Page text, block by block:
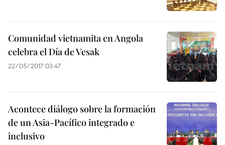
Comunidad vietnamita en Angola
celebra el Día de Vesak
22/05/2017 03:47
Acontece diálogo sobre la formación
de un Asia-Pacífico integrado e
inclusivo